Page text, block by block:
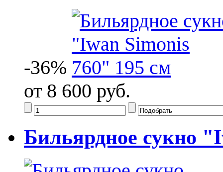
-36%
от 8 600 руб.
Бильярдное сукно